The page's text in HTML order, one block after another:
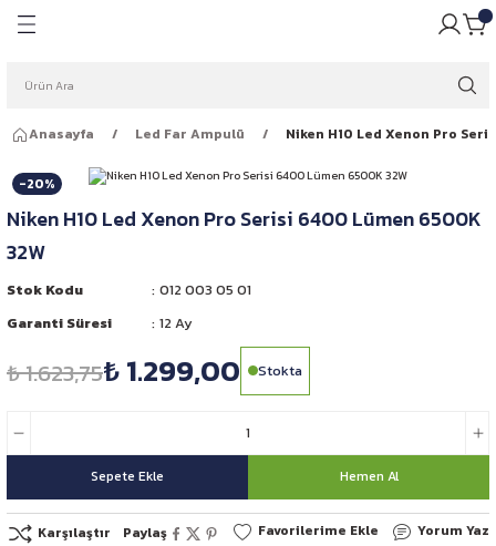
Ampulleri
Ampulleri
Ampulleri
Far Ampulleri
Anasayfa Led Far Ampulü Niken H10 Led Xenon Pro
-20%
Niken H10 Led Xenon Pro Serisi 6400 Lümen 6500K
32W
Stok Kodu
012 003 05 01
Garanti Süresi
12 Ay
₺ 1.623,75₺ 1.299,00 Stokta
Sepete Ekle Hemen Al
Karşılaştır Paylaş
Yorum Yaz